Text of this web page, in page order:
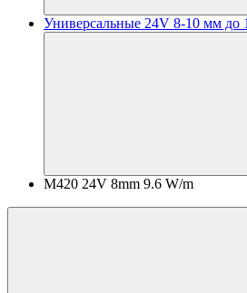
Универсальные 24V 8-10 мм до
M420 24V 8mm 9.6 W/m